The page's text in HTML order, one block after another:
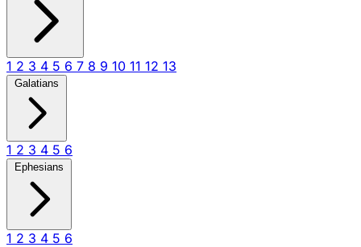
1 2 3 4 5 6 7 8 9 10 11 12 13
Galatians
1 2 3 4 5 6
Ephesians
1 2 3 4 5 6